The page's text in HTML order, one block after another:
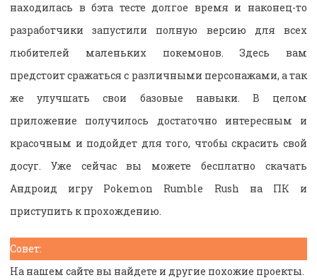
находилась в бэта тесте долгое время и наконец-то
разработчики запустили полную версию для всех
любителей маленьких покемонов. Здесь вам
предстоит сражаться с различными персонажами, а так
же улучшать свои базовые навыки. В целом
приложение получилось достаточно интересным и
красочным и подойдет для того, чтобы скрасить свой
досуг. Уже сейчас вы можете бесплатно скачать
Андроид игру Pokemon Rumble Rush на ПК и
приступить к прохождению.
Совет:
На нашем сайте вы найдете и другие похожие проекты.